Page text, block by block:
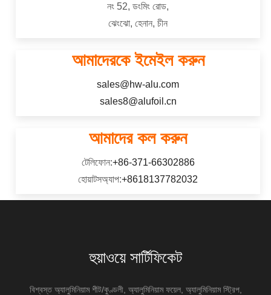
নং 52, ডংমিং রোড,
ঝেংঝো, হেনান, চীন
আমাদেরকে ইমেইল করুন
sales@hw-alu.com
sales8@alufoil.cn
আমাদের কল করুন
টেলিফোন:+86-371-66302886
হোয়াটসঅ্যাপ:+8618137782032
হুয়াওয়ে সার্টিফিকেট
বিশ্বস্ত অ্যালুমিনিয়াম শীট/কুণ্ডলী, অ্যালুমিনিয়াম ফয়েল, অ্যালুমিনিয়াম স্ট্রিপ,